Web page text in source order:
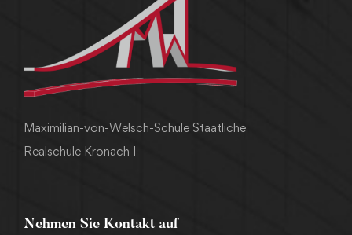
Maximilian-von-Welsch-Schule Staatliche
Realschule Kronach I
Nehmen Sie Kontakt auf